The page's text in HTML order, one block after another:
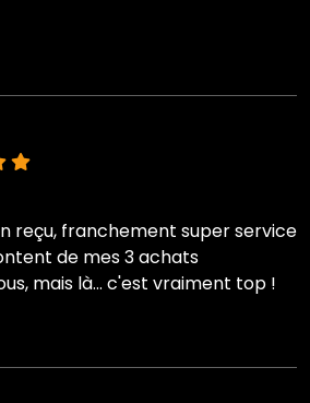
reçu, franchement super service
de mes 3 achats
mais là... c'est vraiment top !